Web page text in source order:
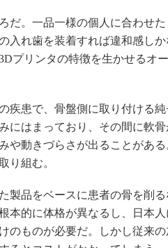
だ。一品一様の個人に合わせ
入れ歯を装着すれば違和感し
プリンタの特徴を生かせるオ
疾患で、骨盤側に取り付ける
にはまっており、その間に軟
や動きづらさが出ることがあ
り組む。
品をベースに患者の骨を削る
本的に体格が異なるし、日本
のものが必要だ。しかし従来